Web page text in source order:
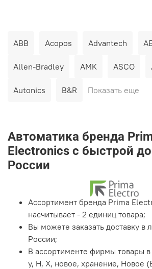
ABB Acopos Advantech
Allen-Bradley AMK ASCO
Autonics B&R Показать еще
Автоматика бренда
Electronics с быстрой
России
Ассортимент бренда Prima
насчитывает - 2 единиц товара;
Вы можете заказать доставку в
России;
В ассортименте фирмы товары
у, Н, Х, новое, хранение, Новое